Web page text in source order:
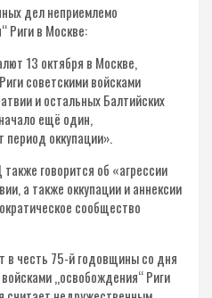
дел неприемлемо
Риги в Москве:
13 октября в Москве,
советскими войсками
и остальных Балтийских
ещё один,
оккупации».
говорится об «агрессии
а также оккупации и аннексии
сообщество
в честь 75-й годовщины со дня
„освобождения“ Риги